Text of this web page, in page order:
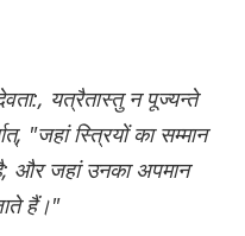
यत्रैतास्तु न पूज्यन्ते
"जहां स्त्रियों का सम्मान
और जहां उनका अपमान
हैं।"